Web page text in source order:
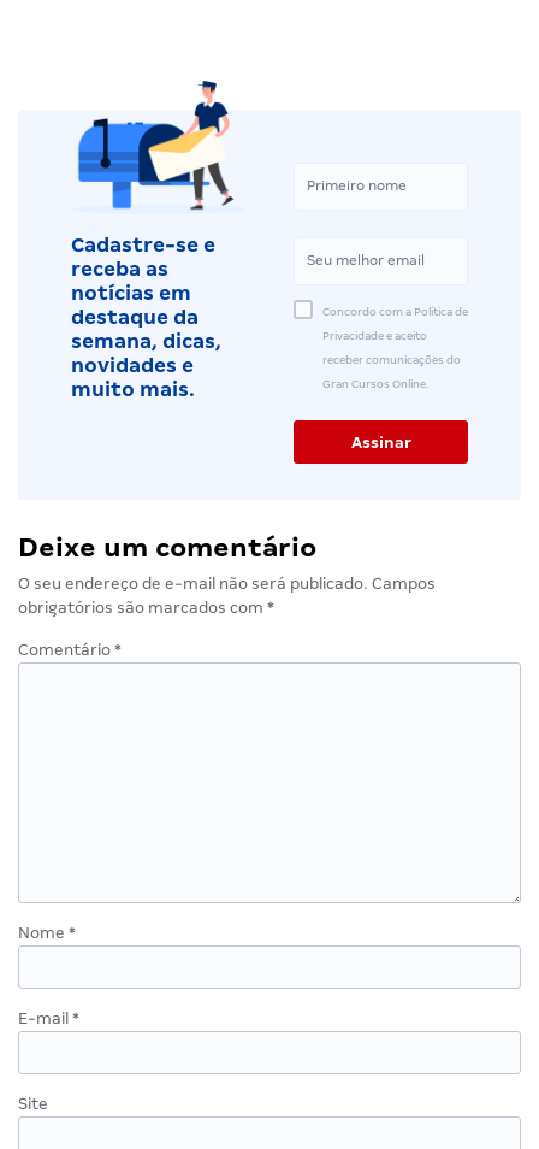
Cadastre-se e
receba as
notícias em
destaque da
semana, dicas,
novidades e
muito mais.
Concordo com a Política de
Privacidade e aceito
receber comunicações do
Gran Cursos Online.
Deixe um comentário
O seu endereço de e-mail não será publicado. Campos
obrigatórios são marcados com *
Comentário *
Nome *
E-mail *
Site